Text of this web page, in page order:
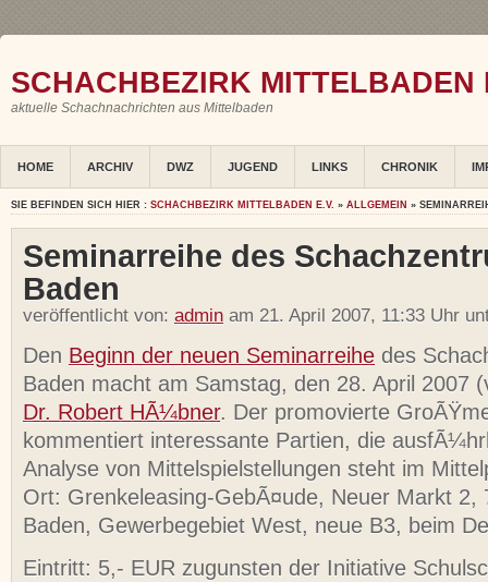
SCHACHBEZIRK MITTELBADEN
aktuelle Schachnachrichten aus Mittelbaden
HOME ARCHIV DWZ JUGEND LINKS CHRONIK
SIE BEFINDEN SICH HIER : SCHACHBEZIRK MITTELBADEN E.V. » ALLGEMEIN »
Seminarreihe des
Baden
veröffentlicht von: admin am 21. April 2007, 11:33 Uhr
Den Beginn der neuen Seminarreihe des
Baden macht am Samstag, den 28. April 2007
Dr. Robert HÃ¼bner. Der promovierte
kommentiert interessante Partien, die
Analyse von Mittelspielstellungen steht im
Ort: Grenkeleasing-GebÃ¤ude, Neuer Markt 2,
Baden, Gewerbegebiet West, neue B3, beim
Eintritt: 5,- EUR zugunsten der Initiative